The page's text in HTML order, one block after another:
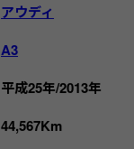
アウディ
A3
平成25年/2013年
44,567Km